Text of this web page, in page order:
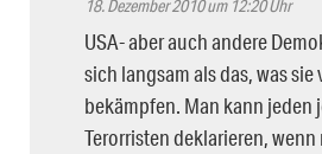
18. Dezember 2010 um 12:20 Uhr
USA- aber auch andere
sich langsam als das, was
bekämpfen. Man kann jeden
Terorristen deklarieren,